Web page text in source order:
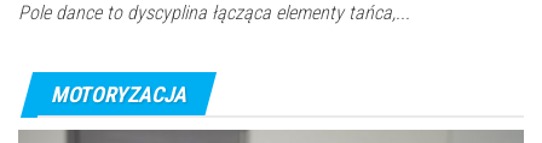
Pole dance to dyscyplina łącząca elementy tańca,...
MOTORYZACJA